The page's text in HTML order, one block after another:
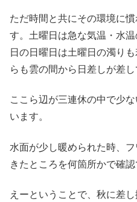
ただ時間と共にその環境に
す。土曜日は急な気温・水
日の日曜日は土曜日の濁り
らも雲の間から日差しが差し
ここら辺が三連休の中で少
います。
水面が少し暖められた時、
きたところを何箇所かで確認
えーということで、秋に差